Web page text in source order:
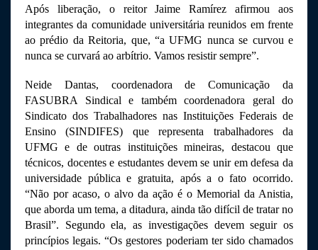
Após liberação, o reitor Jaime Ramírez afirmou aos
integrantes da comunidade universitária reunidos em frente
ao prédio da Reitoria, que, “a UFMG nunca se curvou e
nunca se curvará ao arbítrio. Vamos resistir sempre”.
Neide Dantas, coordenadora de Comunicação da
FASUBRA Sindical e também coordenadora geral do
Sindicato dos Trabalhadores nas Instituições Federais de
Ensino (SINDIFES) que representa trabalhadores da
UFMG e de outras instituições mineiras, destacou que
técnicos, docentes e estudantes devem se unir em defesa da
universidade pública e gratuita, após a o fato ocorrido.
“Não por acaso, o alvo da ação é o Memorial da Anistia,
que aborda um tema, a ditadura, ainda tão difícil de tratar no
Brasil”. Segundo ela, as investigações devem seguir os
princípios legais. “Os gestores poderiam ter sido chamados